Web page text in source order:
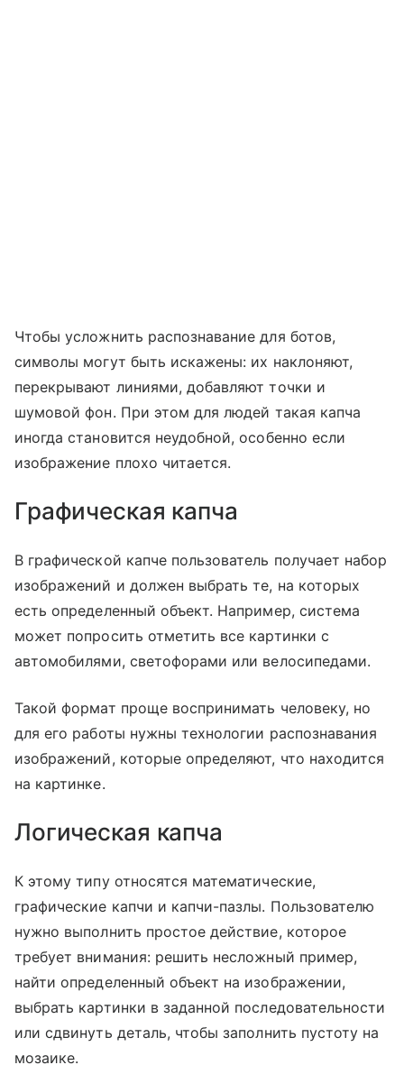
Чтобы усложнить распознавание для ботов,
символы могут быть искажены: их наклоняют,
перекрывают линиями, добавляют точки и
шумовой фон. При этом для людей такая капча
иногда становится неудобной, особенно если
изображение плохо читается.
Графическая капча
В графической капче пользователь получает набор
изображений и должен выбрать те, на которых
есть определенный объект. Например, система
может попросить отметить все картинки с
автомобилями, светофорами или велосипедами.
Такой формат проще воспринимать человеку, но
для его работы нужны технологии распознавания
изображений, которые определяют, что находится
на картинке.
Логическая капча
К этому типу относятся математические,
графические капчи и капчи-пазлы. Пользователю
нужно выполнить простое действие, которое
требует внимания: решить несложный пример,
найти определенный объект на изображении,
выбрать картинки в заданной последовательности
или сдвинуть деталь, чтобы заполнить пустоту на
мозаике.